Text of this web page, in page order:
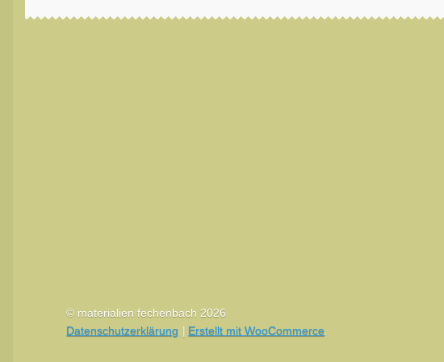
© materialien fechenbach 2026
Datenschutzerklärung
Erstellt mit WooCommerce